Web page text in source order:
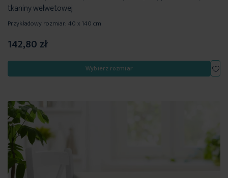
tkaniny welwetowej
Przykładowy rozmiar: 40 x 140 cm
142,80 zł
Wybierz rozmiar